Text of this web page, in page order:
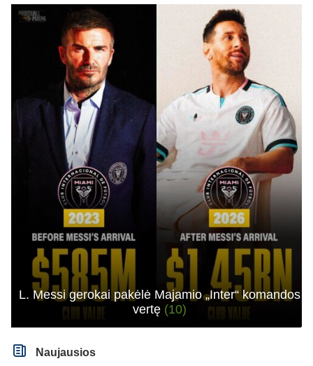
L. Messi gerokai pakėlė Majamio „Inter“ komandos
vertę (10)
Naujausios